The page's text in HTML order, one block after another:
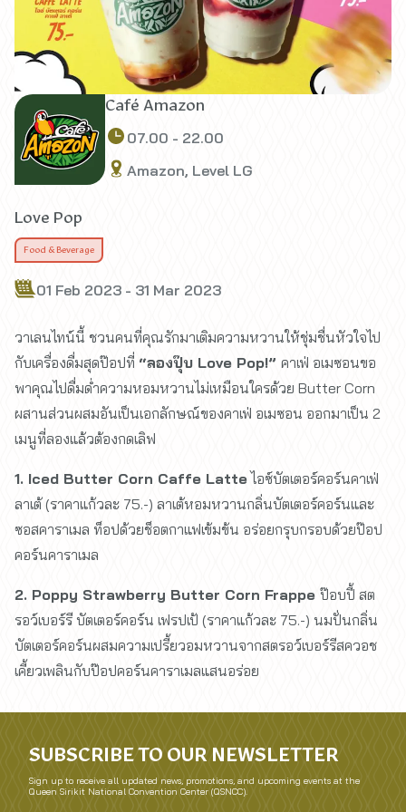
Café Amazon
07.00 - 22.00
Amazon, Level LG
Love Pop
Food & Beverage
01 Feb 2023 - 31 Mar 2023
วาเลนไทน์นี้ ชวนคนที่คุณรักมาเติมความหวานให้ชุ่มชื่นหัวใจไป
กับเครื่องดื่มสุดป๊อปที่ “ลองปุ๊บ Love Pop!” คาเฟ่ อเมซอนขอ
พาคุณไปดื่มด่ำความหอมหวานไม่เหมือนใครด้วย Butter Corn
ผสานส่วนผสมอันเป็นเอกลักษณ์ของคาเฟ่ อเมซอน ออกมาเป็น 2
เมนูที่ลองแล้วต้องกดเลิฟ
1. Iced Butter Corn Caffe Latteไอซ์บัตเตอร์คอร์นคาเฟ่
ลาเต้ (ราคาแก้วละ 75.-) ลาเต้หอมหวานกลิ่นบัตเตอร์คอร์นและ
ซอสคาราเมล ท็อปด้วยช็อตกาแฟเข้มข้น อร่อยกรุบกรอบด้วยป๊อป
คอร์นคาราเมล
2. Poppy Strawberry Butter Corn Frappe ป๊อบปี้ สต
รอว์เบอร์รี บัตเตอร์คอร์น เฟรปเป้ (ราคาแก้วละ 75.-) นมปั่นกลิ่น
บัตเตอร์คอร์นผสมความเปรี้ยวอมหวานจากสตรอว์เบอร์รีสควอช
เคี้ยวเพลินกับป๊อปคอร์นคาราเมลแสนอร่อย
SUBSCRIBE TO OUR NEWSLETTER
Sign up to receive all updated news, promotions, and upcoming events at the
Queen Sirikit National Convention Center (QSNCC).